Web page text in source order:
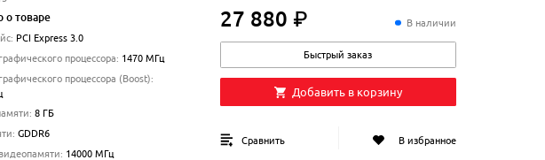
о товаре
: PCI Express 3.0
процессора: 1470 МГц
процессора (Boost):
: 8 ГБ
: GDDR6
: 14000 МГц
27 880 ₽27 880 ₽ В наличии
Быстрый заказ
Добавить в корзину
Сравнить В избранное